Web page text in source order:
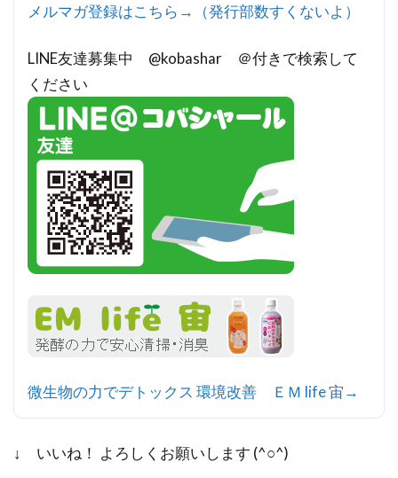
メルマガ登録はこちら→（発行部数すくないよ）
LINE友達募集中 @kobashar ＠付きで検索して
ください
微生物の力でデトックス 環境改善 ＥＭ life 宙→
↓ いいね！ よろしくお願いします (^○^)